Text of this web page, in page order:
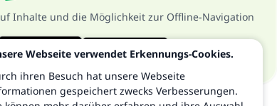
Inhalte und die Möglichkeit zur Offline-Navigation
Webseite verwendet Erkennungs-Cookies.
ihren Besuch hat unsere Webseite
gespeichert zwecks Verbesserungen.